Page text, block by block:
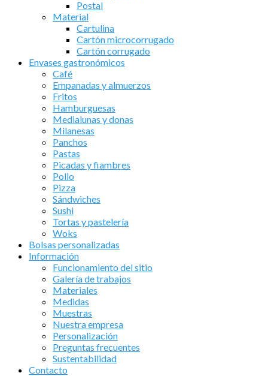
Postal
Material
Cartulina
Cartón microcorrugado
Cartón corrugado
Envases gastronómicos
Café
Empanadas y almuerzos
Fritos
Hamburguesas
Medialunas y donas
Milanesas
Panchos
Pastas
Picadas y fiambres
Pollo
Pizza
Sándwiches
Sushi
Tortas y pastelería
Woks
Bolsas personalizadas
Información
Funcionamiento del sitio
Galería de trabajos
Materiales
Medidas
Muestras
Nuestra empresa
Personalización
Preguntas frecuentes
Sustentabilidad
Contacto